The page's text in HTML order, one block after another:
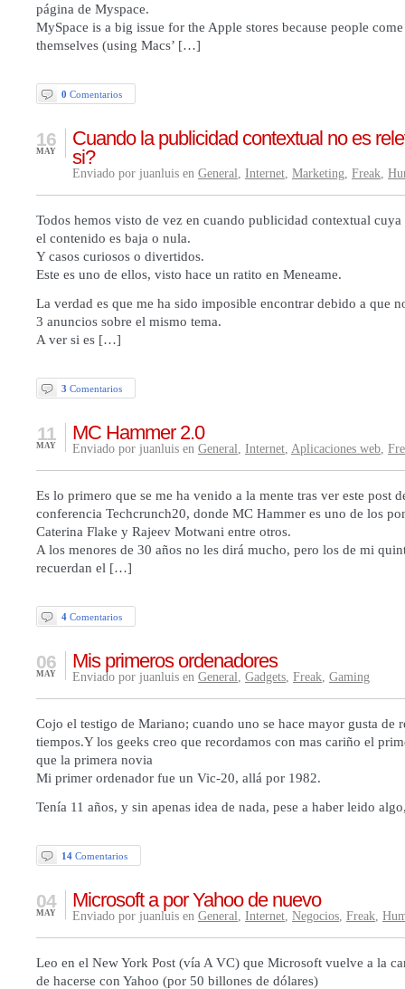
página de Myspace.
MySpace is a big issue for the Apple stores because people
themselves (using Macs’ […]
0 Comentarios
Cuando la publicidad contextual no es
si?
16
MAY
Enviado por juanluis en General, Internet, Marketing, Freak,
Todos hemos visto de vez en cuando publicidad contextual
el contenido es baja o nula.
Y casos curiosos o divertidos.
Este es uno de ellos, visto hace un ratito en Meneame.
La verdad es que me ha sido imposible encontrar debido a que
3 anuncios sobre el mismo tema.
A ver si es […]
3 Comentarios
MC Hammer 2.0
11
MAY Enviado por juanluis en General, Internet, Aplicaciones web,
Es lo primero que se me ha venido a la mente tras ver este post
conferencia Techcrunch20, donde MC Hammer es uno de los
Caterina Flake y Rajeev Motwani entre otros.
A los menores de 30 años no les dirá mucho, pero los de mi
recuerdan el […]
4 Comentarios
Mis primeros ordenadores
06
MAY Enviado por juanluis en General, Gadgets, Freak, Gaming
Cojo el testigo de Mariano; cuando uno se hace mayor gusta de
tiempos.Y los geeks creo que recordamos con mas cariño el
que la primera novia
Mi primer ordenador fue un Vic-20, allá por 1982.
Tenía 11 años, y sin apenas idea de nada, pese a haber leido
14 Comentarios
Microsoft a por Yahoo de nuevo
04
MAY Enviado por juanluis en General, Internet, Negocios, Freak,
Leo en el New York Post (vía A VC) que Microsoft vuelve a la
de hacerse con Yahoo (por 50 billones de dólares)